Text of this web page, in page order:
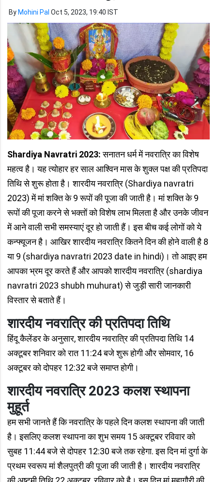
By Mohini Pal Oct 5, 2023, 19:40 IST
Shardiya Navratri 2023:सनातन धर्म में नवरात्रि का विशेष
महत्व है। यह त्योहार हर साल आश्विन मास के शुक्ल पक्ष की प्रतिपदा
तिथि से शुरू होता है। शारदीय नवरात्रि (Shardiya navratri
2023) में मां शक्ति के 9 रूपों की पूजा की जाती है। मां शक्ति के 9
रूपों की पूजा करने से भक्तों को विशेष लाभ मिलता है और उनके जीवन
में आने वाली सभी समस्याएं दूर हो जाती हैं। इस बीच कई लोगों को ये
कन्फ्यूजन है। आखिर शारदीय नवरात्रि कितने दिन की होने वाली है 8
या 9 (shardiya navratri 2023 date in hindi)। तो आइए हम
आपका भ्रम दूर करते हैं और आपको शारदीय नवरात्रि (shardiya
navratri 2023 shubh muhurat) से जुड़ी सारी जानकारी
विस्तार से बताते हैं।
शारदीय नवरात्रि की प्रतिपदा तिथि
हिंदू कैलेंडर के अनुसार, शारदीय नवरात्रि की प्रतिपदा तिथि 14
अक्टूबर शनिवार को रात 11:24 बजे शुरू होगी और सोमवार, 16
अक्टूबर को दोपहर 12:32 बजे समाप्त होगी।
शारदीय नवरात्रि 2023 कलश स्थापना
मुहूर्त
हम सभी जानते हैं कि नवरात्रि के पहले दिन कलश स्थापना की जाती
है। इसलिए कलश स्थापना का शुभ समय 15 अक्टूबर रविवार को
सुबह 11:44 बजे से दोपहर 12:30 बजे तक रहेगा. इस दिन मां दुर्गा के
प्रथम स्वरूप मां शैलपुत्री की पूजा की जाती है। शारदीय नवरात्रि